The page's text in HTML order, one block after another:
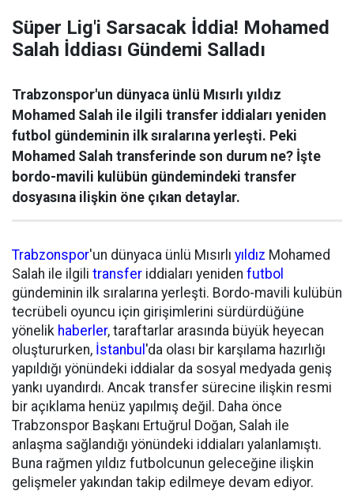
Süper Lig'i Sarsacak İddia! Mohamed
Salah İddiası Gündemi Salladı
Trabzonspor'un dünyaca ünlü Mısırlı yıldız
Mohamed Salah ile ilgili transfer iddiaları yeniden
futbol gündeminin ilk sıralarına yerleşti. Peki
Mohamed Salah transferinde son durum ne? İşte
bordo-mavili kulübün gündemindeki transfer
dosyasına ilişkin öne çıkan detaylar.
Trabzonspor'un dünyaca ünlü Mısırlı yıldız Mohamed
Salah ile ilgili transfer iddiaları yeniden futbol
gündeminin ilk sıralarına yerleşti. Bordo-mavili kulübün
tecrübeli oyuncu için girişimlerini sürdürdüğüne
yönelik haberler, taraftarlar arasında büyük heyecan
oluştururken, İstanbul 'da olası bir karşılama hazırlığı
yapıldığı yönündeki iddialar da sosyal medyada geniş
yankı uyandırdı. Ancak transfer sürecine ilişkin resmi
bir açıklama henüz yapılmış değil. Daha önce
Trabzonspor Başkanı Ertuğrul Doğan, Salah ile
anlaşma sağlandığı yönündeki iddiaları yalanlamıştı.
Buna rağmen yıldız futbolcunun geleceğine ilişkin
gelişmeler yakından takip edilmeye devam ediyor.